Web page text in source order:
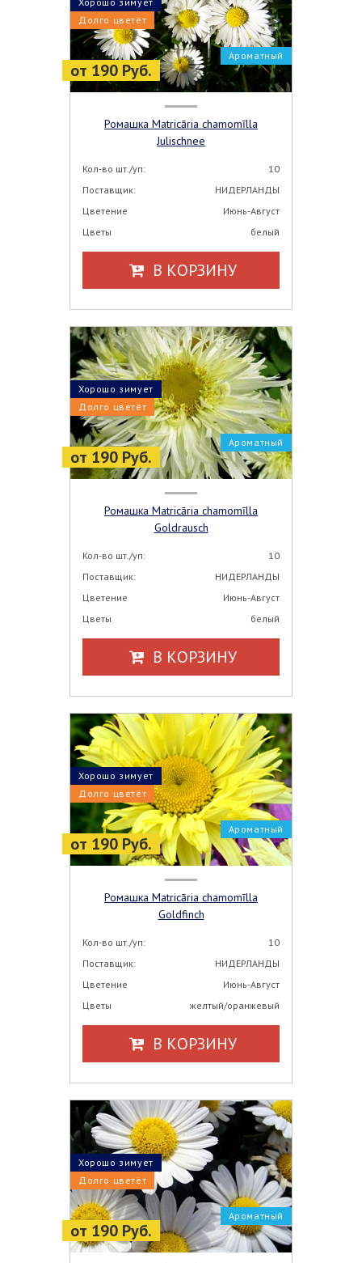
от 190 Руб.
Ароматный
Долго цветёт
Ромашка Matricāria chamomīlla
Julischnee
Кол-во шт./уп:
10
Поставщик:
НИДЕРЛАНДЫ
Цветение
Июнь-Август
Цветы
белый
В КОРЗИНУ
от 190 Руб.
Ароматный
Долго цветёт
Хорошо зимует
Ромашка Matricāria chamomīlla
Goldrausch
Кол-во шт./уп:
10
Поставщик:
НИДЕРЛАНДЫ
Цветение
Июнь-Август
Цветы
белый
В КОРЗИНУ
от 190 Руб.
Ароматный
Долго цветёт
Хорошо зимует
Ромашка Matricāria chamomīlla
Goldfinch
Кол-во шт./уп:
10
Поставщик:
НИДЕРЛАНДЫ
Цветение
Июнь-Август
Цветы
желтый/оранжевый
В КОРЗИНУ
от 190 Руб.
Ароматный
Долго цветёт
Хорошо зимует